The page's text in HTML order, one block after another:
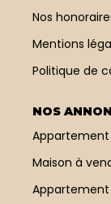
Nos
Mentions
Politique de
NOS
Appartement
Maison à
Appartement